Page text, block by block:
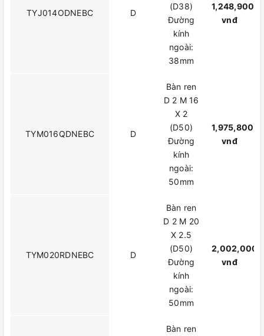
TYJ014ODNEBC D
(D38)
Đường
kính
ngoài:
38mm
1,248,900
vnđ
TYM016QDNEBC D
Bàn ren
D 2 M 16
X 2
(D50)
Đường
kính
ngoài:
50mm
1,975,800
vnđ
TYM020RDNEBC D
Bàn ren
D 2 M 20
X 2.5
(D50)
Đường
kính
ngoài:
50mm
2,002,000
vnđ
Bàn ren